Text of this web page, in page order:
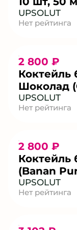
UPSOLUT
Нет рейтинга
2 800 ₽
Коктейль
Шоколад
Multi
UPSOLUT
Нет рейтинга
2 800 ₽
Коктейль
(Banan
500 г
UPSOLUT
Нет рейтинга